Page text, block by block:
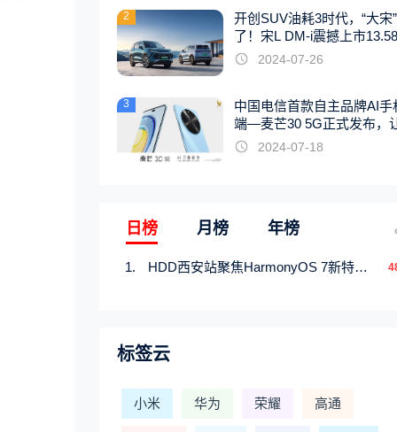
2
开创SUV油耗3时代，“大宋
了！宋L DM-i震撼上市
起
2024-07-26
3
中国电信首款自主品牌AI手
端—麦芒30 5G正式发布，
触手可及2024-07-18
日榜 月榜 年榜
HDD西安站聚焦HarmonyOS 7新特性，解锁从互联到智能的应用开发新范式
标签云
小米 华为 荣耀 高通